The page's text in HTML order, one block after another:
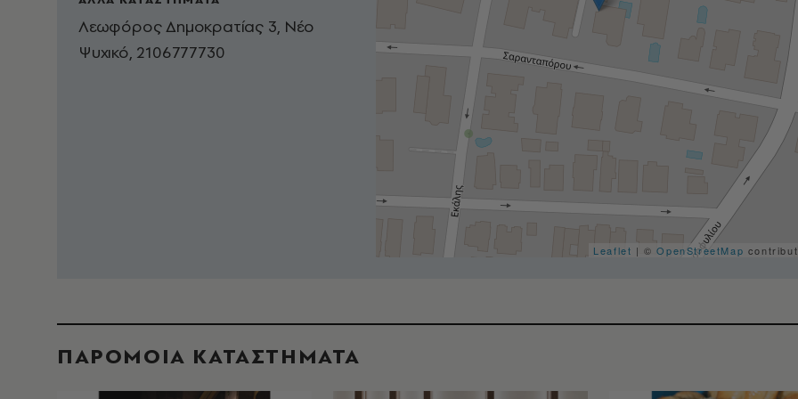
Λεωφόρος Δημοκρατίας 3, Νέο
Ψυχικό, 2106777730
Leaflet | ©OpenStreetMap
ΠΑΡΟΜΟΙΑ ΚΑΤΑΣΤΗΜΑΤΑ